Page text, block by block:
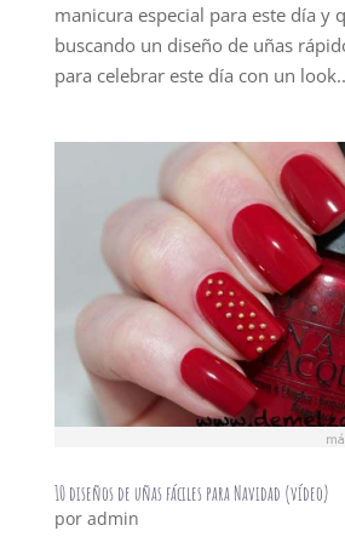
manicura especial para este día y
buscando un diseño de uñas
para celebrar este día con un
10 diseños de uñas fáciles para Navidad (vídeo)
por admin